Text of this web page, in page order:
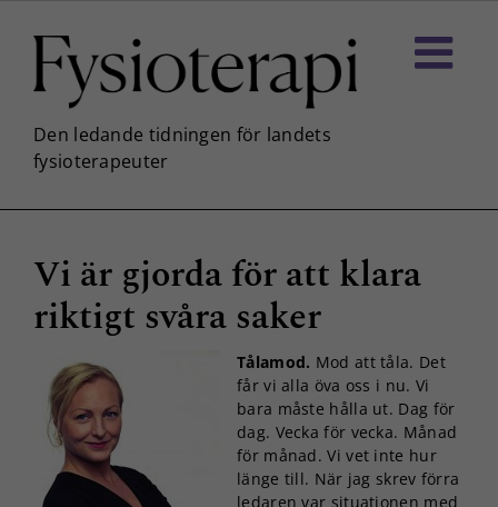
innehållet
Vi är gjorda för att klara
riktigt svåra saker
Tålamod. Mod att tåla. Det
får vi alla öva oss i nu. Vi
bara måste hålla ut. Dag för
dag. Vecka för vecka. Månad
för månad. Vi vet inte hur
länge till. När jag skrev förra
ledaren var situationen med